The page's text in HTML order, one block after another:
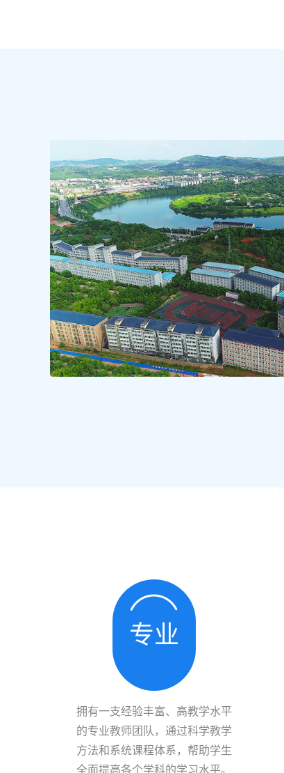
专业
拥有一支经验丰富、高教学水平
的专业教师团队，通过科学教学
方法和系统课程体系，帮助学生
全面提高各个学科的学习水平。